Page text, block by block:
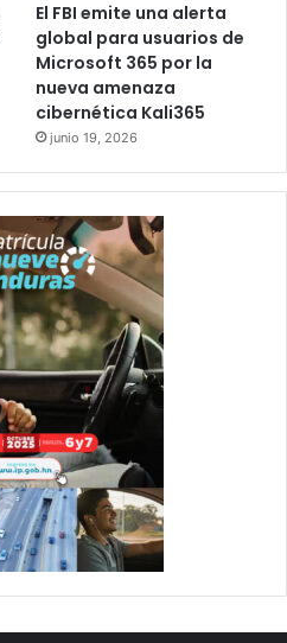
El FBI emite una alerta
global para usuarios de
Microsoft 365 por la
nueva amenaza
cibernética Kali365
junio 19, 2026